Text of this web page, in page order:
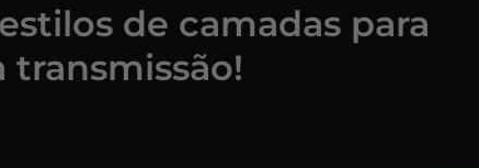
de camadas para
transmissão!